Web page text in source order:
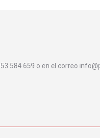
584 659 o en el correo